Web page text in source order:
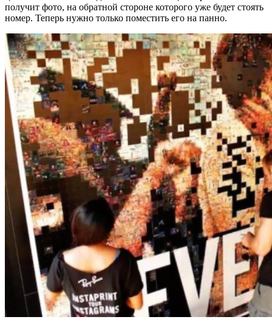
получит фото, на обратной стороне которого уже будет стоять
номер. Теперь нужно только поместить его на панно.